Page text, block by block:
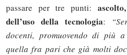
passare per tre punti:
dell’uso della tecnologia:
docenti, promuovendo di più
quella fra pari che già molti